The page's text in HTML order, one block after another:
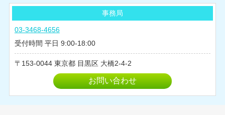
事務局
03-3468-4656
受付時間 平日 9:00-18:00
153-0044 東京都 目黒区 大橋2-4-2
お問い合わせ